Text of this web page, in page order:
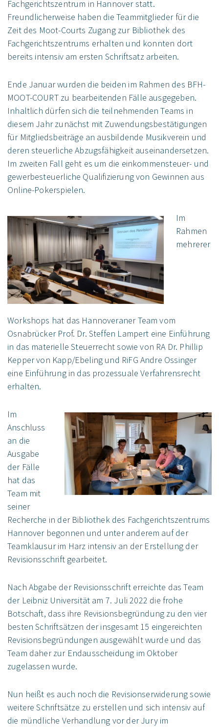
Fachgerichtszentrum in Hannover statt.
Freundlicherweise haben die Teammitglieder für die
Zeit des Moot-Courts Zugang zur Bibliothek des
Fachgerichtszentrums erhalten und konnten dort
bereits intensiv am ersten Schriftsatz arbeiten.
Ende Januar wurden die beiden im Rahmen des BFH-
MOOT-COURT zu bearbeitenden Fälle ausgegeben.
Inhaltlich dürfen sich die teilnehmenden Teams in
diesem Jahr zunächst mit Zuwendungsbestätigungen
für Mitgliedsbeiträge an ausbildende Musikverein und
deren steuerliche Abzugsfähigkeit auseinandersetzen.
Im zweiten Fall geht es um die einkommensteuer- und
gewerbesteuerliche Qualifizierung von Gewinnen aus
Online-Pokerspielen.
Im
Rahmen
mehrerer
Workshops hat das Hannoveraner Team vom
Osnabrücker Prof. Dr. Steffen Lampert eine Einführung
in das materielle Steuerrecht sowie von RA Dr. Phillip
Kepper von Kapp/Ebeling und RiFG Andre Ossinger
eine Einführung in das prozessuale Verfahrensrecht
erhalten.
Im
Anschluss
an die
Ausgabe
der Fälle
hat das
Team mit
seiner
Recherche in der Bibliothek des Fachgerichtszentrums
Hannover begonnen und unter anderem auf der
Teamklausur im Harz intensiv an der Erstellung der
Revisionsschrift gearbeitet.
Nach Abgabe der Revisionsschrift erreichte das Team
der Leibniz Universität am 7. Juli 2022 die frohe
Botschaft, dass ihre Revisionsbegründung zu den vier
besten Schriftsätzen der insgesamt 15 eingereichten
Revisionsbegründungen ausgewählt wurde und das
Team daher zur Endausscheidung im Oktober
zugelassen wurde.
Nun heißt es auch noch die Revisionserwiderung sowie
weitere Schriftsätze zu erstellen und sich intensiv auf
die mündliche Verhandlung vor der Jury im